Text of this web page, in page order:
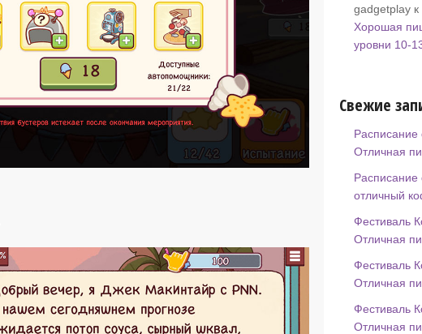
gadgetplay к
Хорошая
уровни 10-
Свежие
Расписание
Отличная
отличный
Фестиваль
Отличная
Фестиваль
Отличная
Фестиваль
Отличная